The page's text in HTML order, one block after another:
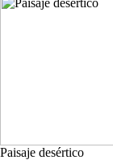
Paisaje desértico